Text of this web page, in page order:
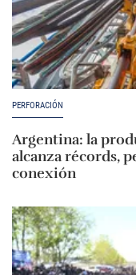
PERFORACIÓN
Argentina: la
alcanza récords,
conexión